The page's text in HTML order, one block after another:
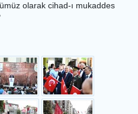
olarak cihad-ı mukaddes